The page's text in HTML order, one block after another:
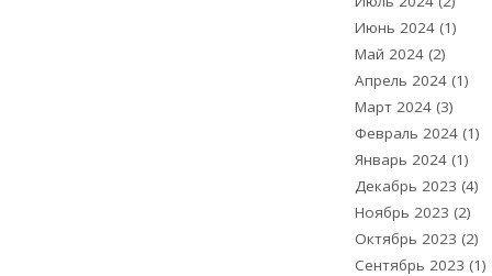
Июнь 2024(1)
Май 2024(2)
Апрель 2024(1)
Март 2024(3)
Февраль 2024(1)
Январь 2024(1)
Декабрь 2023 (4)
Ноябрь 2023 (2)
Октябрь 2023 (2)
Сентябрь 2023 (1)